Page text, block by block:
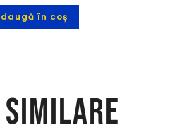
în coș
similare